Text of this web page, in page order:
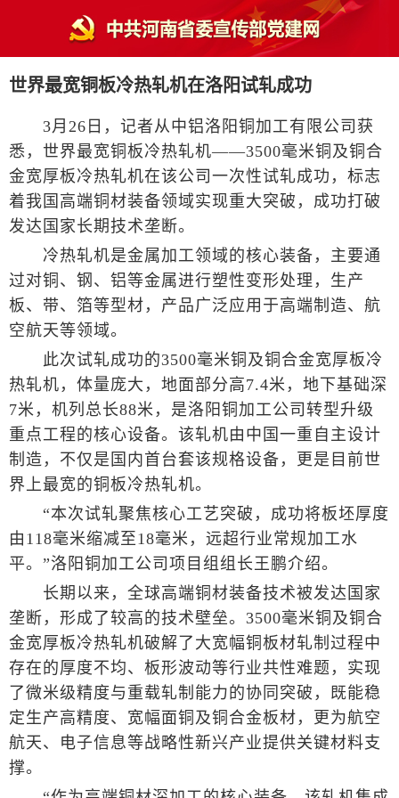
世界最宽铜板冷热轧机在洛阳试轧成功
3月26日，记者从中铝洛阳铜加工有限公司获
悉，世界最宽铜板冷热轧机——3500毫米铜及铜合
金宽厚板冷热轧机在该公司一次性试轧成功，标志
着我国高端铜材装备领域实现重大突破，成功打破
发达国家长期技术垄断。
冷热轧机是金属加工领域的核心装备，主要通
过对铜、钢、铝等金属进行塑性变形处理，生产
板、带、箔等型材，产品广泛应用于高端制造、航
空航天等领域。
此次试轧成功的3500毫米铜及铜合金宽厚板冷
热轧机，体量庞大，地面部分高7.4米，地下基础深
7米，机列总长88米，是洛阳铜加工公司转型升级
重点工程的核心设备。该轧机由中国一重自主设计
制造，不仅是国内首台套该规格设备，更是目前世
界上最宽的铜板冷热轧机。
“本次试轧聚焦核心工艺突破，成功将板坯厚度
由118毫米缩减至18毫米，远超行业常规加工水
平。”洛阳铜加工公司项目组组长王鹏介绍。
长期以来，全球高端铜材装备技术被发达国家
垄断，形成了较高的技术壁垒。3500毫米铜及铜合
金宽厚板冷热轧机破解了大宽幅铜板材轧制过程中
存在的厚度不均、板形波动等行业共性难题，实现
了微米级精度与重载轧制能力的协同突破，既能稳
定生产高精度、宽幅面铜及铜合金板材，更为航空
航天、电子信息等战略性新兴产业提供关键材料支
撑。